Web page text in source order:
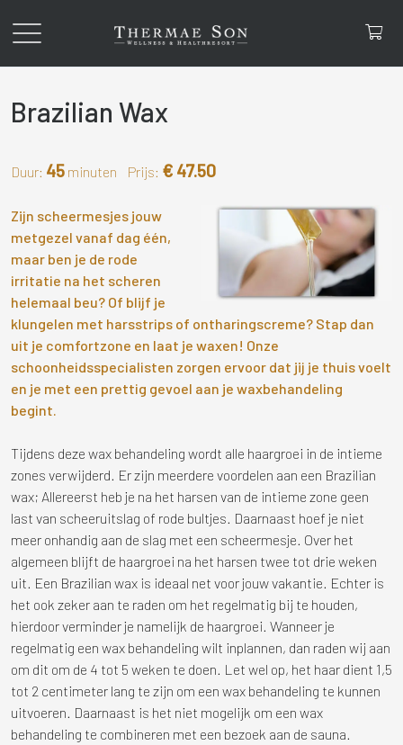
Brazilian Wax
Duur: 45 minuten Prijs: € 47.50
Zijn scheermesjes jouw
metgezel vanaf dag één,
maar ben je de rode
irritatie na het scheren
helemaal beu? Of blijf je
klungelen met harsstrips of ontharingscreme? Stap dan
uit je comfortzone en laat je waxen! Onze
schoonheidsspecialisten zorgen ervoor dat jij je thuis voelt
en je met een prettig gevoel aan je waxbehandeling
begint.
Tijdens deze wax behandeling wordt alle haargroei in de intieme
zones verwijderd. Er zijn meerdere voordelen aan een Brazilian
wax; Allereerst heb je na het harsen van de intieme zone geen
last van scheeruitslag of rode bultjes. Daarnaast hoef je niet
meer onhandig aan de slag met een scheermesje. Over het
algemeen blijft de haargroei na het harsen twee tot drie weken
uit. Een Brazilian wax is ideaal net voor jouw vakantie. Echter is
het ook zeker aan te raden om het regelmatig bij te houden,
hierdoor verminder je namelijk de haargroei. Wanneer je
regelmatig een wax behandeling wilt inplannen, dan raden wij aan
om dit om de 4 tot 5 weken te doen. Let wel op, het haar dient 1,5
tot 2 centimeter lang te zijn om een wax behandeling te kunnen
uitvoeren. Daarnaast is het niet mogelijk om een wax
behandeling te combineren met een bezoek aan de sauna.